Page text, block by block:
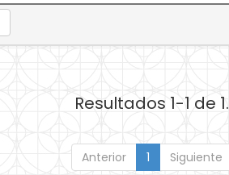
Resultados 1-1 de 1.
Anterior 1 Siguiente